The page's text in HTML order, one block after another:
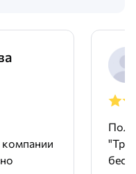
компании